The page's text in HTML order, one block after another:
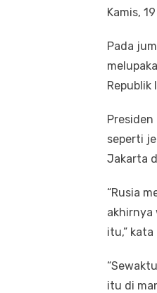
Kamis,
Pada
Republik
seperti
Jakarta
“Rusia
akhirnya
itu,”
itu di